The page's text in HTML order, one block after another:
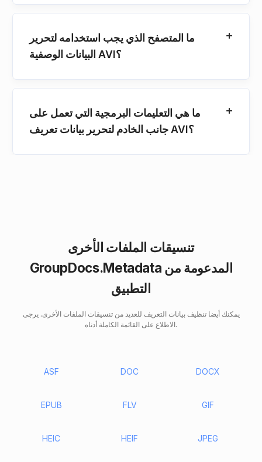
ما المتصفح الذي يجب استخدامه لتحرير
البيانات الوصفية AVI؟
ما هي التعليمات البرمجية التي تعمل على
جانب الخادم لتحرير بيانات تعريف AVI؟
تنسيقات الملفات الأخرى
GroupDocs.Metadata المدعومة من
التطبيق
يمكنك أيضا تنظيف بيانات التعريف للعديد من تنسيقات الملفات الأخرى. يرجى
الاطلاع على القائمة الكاملة أدناه.
ASF DOC DOCX
EPUB FLV GIF
HEIC HEIF JPEG